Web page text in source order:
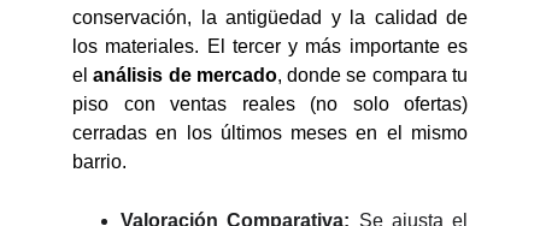
conservación, la antigüedad y la calidad de
los materiales. El tercer y más importante es
elanálisis de mercado, donde se compara tu
piso con ventas reales (no solo ofertas)
cerradas en los últimos meses en el mismo
barrio.
Valoración Comparativa: Se ajusta el